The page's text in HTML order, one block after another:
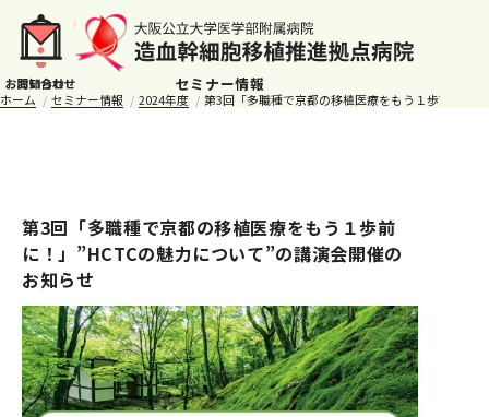
セミナー情報
ホーム セミナー情報 2024年度 第3回「多職種で京都の移植医療をもう１歩前に！
第3回「多職種で京都の移植医療をもう１歩前
に！」”HCTCの魅力について”の講演会開催の
お知らせ